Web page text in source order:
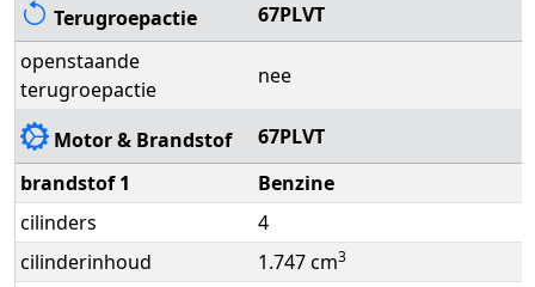
Terugroepactie
67PLVT
openstaande
terugroepactie
nee
Motor & Brandstof
67PLVT
brandstof 1
Benzine
cilinders
4
cilinderinhoud
1.747 cm3